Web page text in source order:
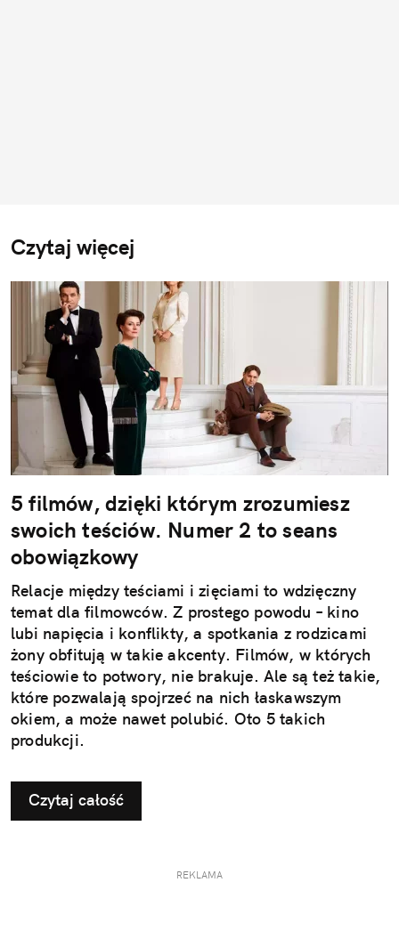
Czytaj więcej
5 filmów, dzięki którym zrozumiesz
swoich teściów. Numer 2 to seans
obowiązkowy
Relacje między teściami i zięciami to wdzięczny
temat dla filmowców. Z prostego powodu – kino
lubi napięcia i konflikty, a spotkania z rodzicami
żony obfitują w takie akcenty. Filmów, w których
teściowie to potwory, nie brakuje. Ale są też takie,
które pozwalają spojrzeć na nich łaskawszym
okiem, a może nawet polubić. Oto 5 takich
produkcji.
Czytaj całość
REKLAMA